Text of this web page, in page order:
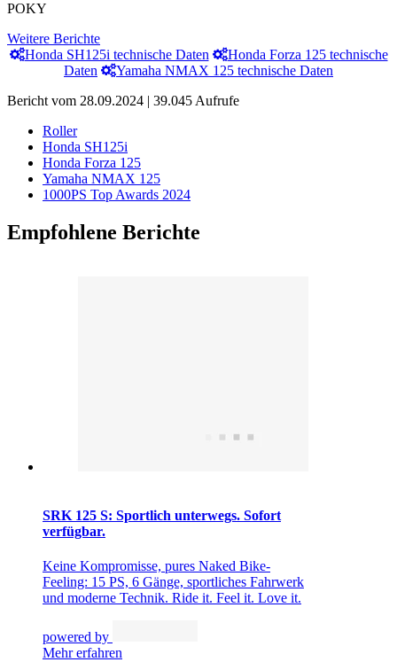
POKY
Weitere Berichte
Honda SH125i technische Daten
Honda Forza 125 technische
Daten
Yamaha NMAX 125 technische Daten
Bericht vom 28.09.2024 | 39.045 Aufrufe
Roller
Honda SH125i
Honda Forza 125
Yamaha NMAX 125
1000PS Top Awards 2024
Empfohlene Berichte
SRK 125 S: Sportlich unterwegs. Sofort
verfügbar.
Keine Kompromisse, pures Naked Bike-
Feeling: 15 PS, 6 Gänge, sportliches Fahrwerk
und moderne Technik. Ride it. Feel it. Love it.
powered by
Mehr erfahren